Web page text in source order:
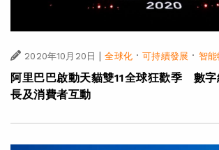
2020年10月20日 全球化·可持續發展 · 智能
阿里巴巴啟動天貓雙11全球狂歡季 數
長及消費者互動